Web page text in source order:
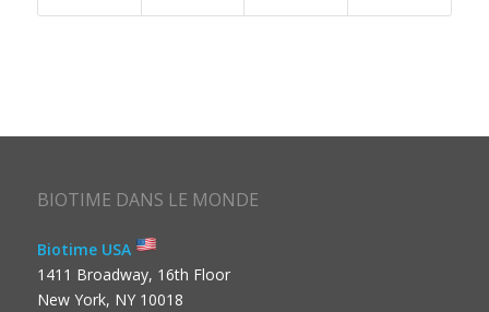
BIOTIME DANS LE MONDE
Biotime USA
1411 Broadway, 16th Floor
New York, NY 10018